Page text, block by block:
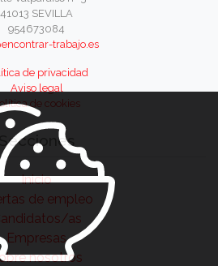
41013 SEVILLA
954673084
trabajo.es
de privacidad
Aviso legal
de cookies
Secciones
Inicio
de empleo
as
Empresas
nosotros